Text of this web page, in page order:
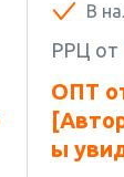
В
РРЦ от
ОПТ
ы